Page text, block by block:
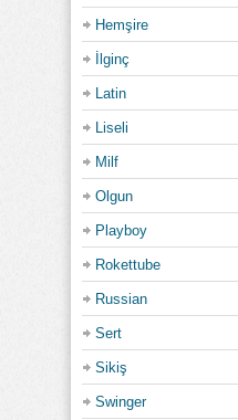
Hemşire
İlginç
Latin
Liseli
Milf
Olgun
Playboy
Rokettube
Russian
Sert
Sikiş
Swinger